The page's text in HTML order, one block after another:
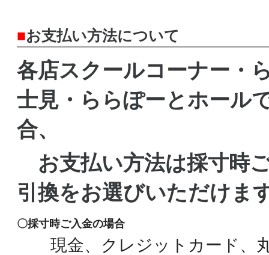
■お支払い方法について
各店スクールコーナー・
士見・ららぽーとホール
合、
お支払い方法は採寸時
引換をお選びいただけま
〇採寸時ご入金の場合
現金、クレジットカード、